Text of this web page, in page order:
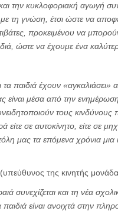
την κυκλοφοριακή αγωγή
με τη γνώση, έτσι ώστε να
προκειμένου να
ώστε να έχουμε ένα
παιδιά έχουν «αγκαλιάσει»
είναι μέσα από την
τους κινδύνους
είτε σε αυτοκίνητο, είτε σε
μας τα επόμενα χρόνια
(υπεύθυνος της κινητής
συνεχίζεται και τη νέα
είναι ανοιχτά στην